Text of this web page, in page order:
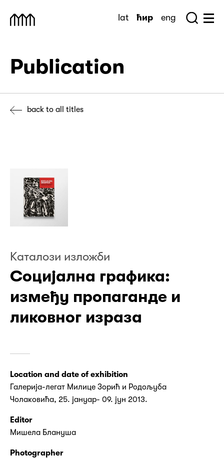
Muzej Savremene Umetnosti
lat ћир eng
Publication
back to all titles
Kаталози изложби
Социјална графика:
између пропаганде и
ликовног израза
Location and date of exhibition
Галерија-легат Милице Зорић и Родољуба
Чолаковића, 25. јануар- 09. јун 2013.
Editor
Мишела Блануша
Photographer